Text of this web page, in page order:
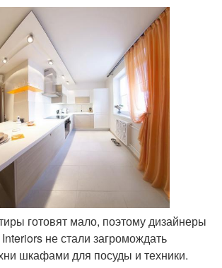
готовят мало, поэтому дизайнеры
не стали загромождать
шкафами для посуды и техники.